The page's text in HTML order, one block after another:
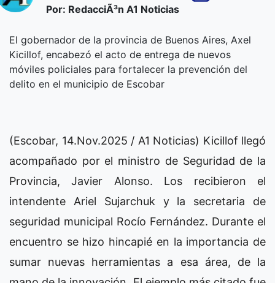
Por: RedacciÃ³n A1 Noticias
El gobernador de la provincia de Buenos Aires, Axel
Kicillof, encabezó el acto de entrega de nuevos
móviles policiales para fortalecer la prevención del
delito en el municipio de Escobar
(Escobar, 14.Nov.2025 / A1 Noticias) Kicillof llegó
acompañado por el ministro de Seguridad de la
Provincia, Javier Alonso. Los recibieron el
intendente Ariel Sujarchuk y la secretaria de
seguridad municipal Rocío Fernández. Durante el
encuentro se hizo hincapié en la importancia de
sumar nuevas herramientas a esa área, de la